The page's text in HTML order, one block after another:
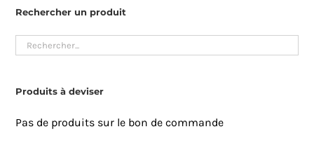
Rechercher un produit
Produits à deviser
Pas de produits sur le bon de commande